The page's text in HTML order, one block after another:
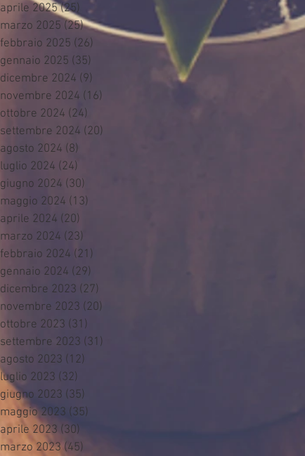
aprile 2025 (25) 25 post
marzo 2025 (25)25 post
febbraio 2025 (26) 26 post
gennaio 2025 (35)
dicembre 2024 (9)
novembre 2024 (16)
ottobre 2024 (24)
settembre 2024 (20)
agosto 2024 (8)
luglio 2024 (24)
giugno 2024 (30)
maggio 2024 (13)
aprile 2024 (20)
marzo 2024 (23)
febbraio 2024 (21)
gennaio 2024 (29)
dicembre 2023 (27)
novembre 2023 (20)
ottobre 2023 (31)
settembre 2023 (31)
agosto 2023 (12)
luglio 2023 (32)
giugno 2023 (35)
maggio 2023 (35)
aprile 2023 (30)
marzo 2023 (45)